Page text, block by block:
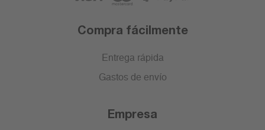
Compra fácilmente
Entrega rápida
Gastos de envío
Empresa